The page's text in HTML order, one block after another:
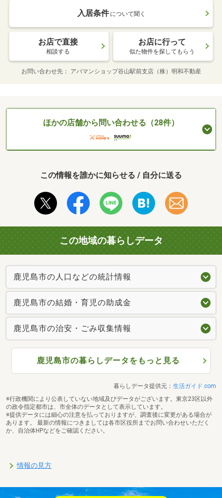
入居条件 について聞く
お店で直接
相談する
お店に行って
似た物件を探してもらう
お問い合わせ先 アパマンショップ谷山駅前支店（株）明和不動産
ほかの店舗から問い合わせる（28件）
この情報を誰かに知らせる / 自分に送る
この地域の暮らしデータ
鹿児島市の人口などの統計情報
鹿児島市の結婚・育児の助成金
鹿児島市の治安・ごみ収集情報
鹿児島市の暮らしデータをもっと見る
暮らしデータ提供元： 生活ガイド.com
※行政機関により公表していない地域及びデータがございます。東京23区以外
の政令指定都市は、市全体のデータとして表示しています。
※提供データには細心の注意を払っておりますが、調査後に変更がある場合が
あります。 最新の情報につきましては各市区役所までお問い合わせいただく
か、自治体HPなどをご確認ください。
情報の見方